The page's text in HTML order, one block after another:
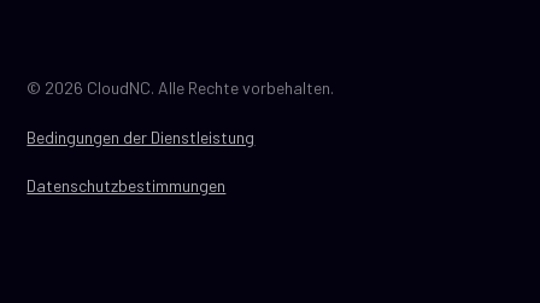
Bedingungen der Dienstleistung
Datenschutzbestimmungen
© 2026 CloudNC. Alle Rechte vorbehalten.